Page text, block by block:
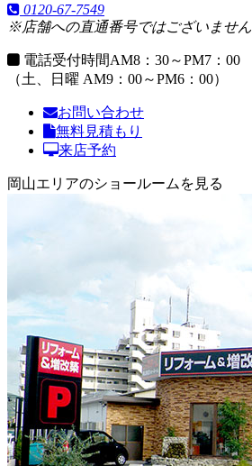
0120-67-7549
※店舗への直通番号ではございません
電話受付時間AM8：30～PM7：00
（土、日曜 AM9：00～PM6：00）
お問い合わせ
無料見積もり
来店予約
岡山エリアのショールームを見る